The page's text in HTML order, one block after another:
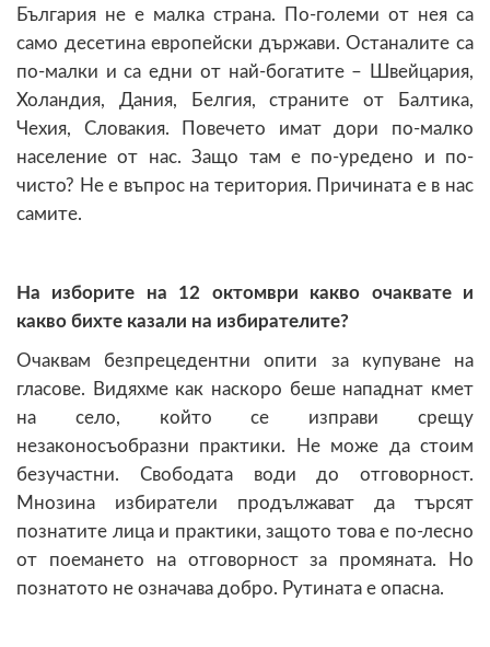
България не е малка страна. По-големи от нея са
само десетина европейски държави. Останалите са
по-малки и са едни от най-богатите – Швейцария,
Холандия, Дания, Белгия, страните от Балтика,
Чехия, Словакия. Повечето имат дори по-малко
население от нас. Защо там е по-уредено и по-
чисто? Не е въпрос на територия. Причината е в нас
самите.
На изборите на 12 октомври какво очаквате и
какво бихте казали на избирателите?
Очаквам безпрецедентни опити за купуване на
гласове. Видяхме как наскоро беше нападнат кмет
на село, който се изправи срещу
незаконосъобразни практики. Не може да стоим
безучастни. Свободата води до отговорност.
Мнозина избиратели продължават да търсят
познатите лица и практики, защото това е по-лесно
от поемането на отговорност за промяната. Но
познатото не означава добро. Рутината е опасна.